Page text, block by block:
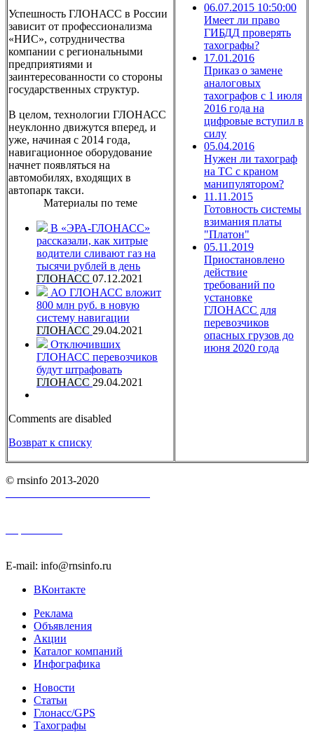
Успешность ГЛОНАСС в России
зависит от профессионализма
«НИС», сотрудничества
компании с региональными
предприятиями и
заинтересованности со стороны
государственных структур.
В целом, технологии ГЛОНАСС
неуклонно движутся вперед, и
уже, начиная с 2014 года,
навигационное оборудование
начнет появляться на
автомобилях, входящих в
автопарк такси.
Материалы по теме
В «ЭРА-ГЛОНАСС»
рассказали, как хитрые
водители сливают газ на
тысячи рублей в день
ГЛОНАСС 07.12.2021
АО ГЛОНАСС вложит
800 млн руб. в новую
систему навигации
ГЛОНАСС 29.04.2021
Отключивших
ГЛОНАСС перевозчиков
будут штрафовать
ГЛОНАСС 29.04.2021
Comments are disabled
Возврат к списку
06.07.2015 10:50:00
Имеет ли право
ГИБДД проверять
тахографы?
17.01.2016
Приказ о замене
аналоговых
тахографов с 1 июля
2016 года на
цифровые вступил в
силу
05.04.2016
Нужен ли тахограф
на ТС с краном
манипулятором?
11.11.2015
Готовность системы
взимания платы
"Платон"
05.11.2019
Приостановлено
действие
требований по
установке
ГЛОНАСС для
перевозчиков
опасных грузов до
июня 2020 года
© rnsinfo 2013-2020
E-mail: info@rnsinfo.ru
ВКонтакте
Реклама
Объявления
Акции
Каталог компаний
Инфографика
Новости
Статьи
Глонасс/GPS
Тахографы